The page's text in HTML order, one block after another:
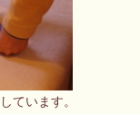
ています。